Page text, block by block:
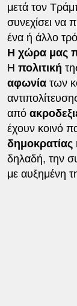
μετά τον
συνεχίσει να
ένα ή άλλο
Η χώρα μας
Η πολιτική
αφωνία των
από
έχουν κοινό
δημοκρατίας
δηλαδή, την
με αυξημένη